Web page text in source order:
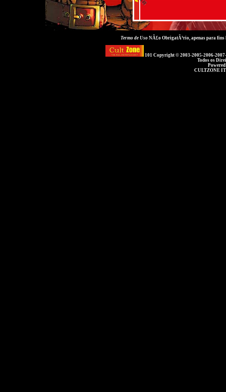
Termo de UsoNÃ£o ObrigatÃ³rio, apenas para
101 Copyright © 2003-2005-2006-
Todos os
CULTZONE